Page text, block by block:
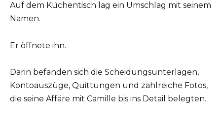
Auf dem Küchentisch lag ein Umschlag mit seinem
Namen.
Er öffnete ihn.
Darin befanden sich die Scheidungsunterlagen,
Kontoauszüge, Quittungen und zahlreiche Fotos,
die seine Affäre mit Camille bis ins Detail belegten.